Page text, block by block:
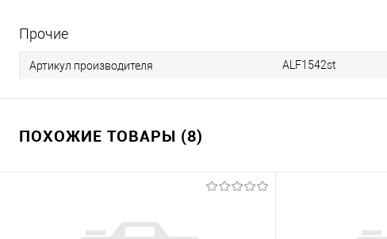
Прочие
Артикул производителя ALF1542st
ПОХОЖИЕ ТОВАРЫ (8)